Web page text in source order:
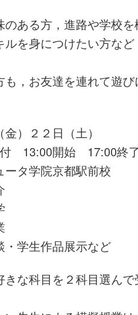
のある方，進路や学校
を身につけたい方な
，お友達を連れて遊
）２２日（土）
開始 17:00終了
タ学院京都駅前校
作品展示など
な科目を２科目選んで